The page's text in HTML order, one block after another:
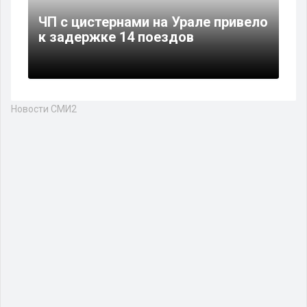
ЧП с цистернами на Урале привело
к задержке 14 поездов
Новости СМИ2